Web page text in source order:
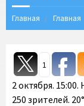
Главная Главная
1
2 октября.
250 зрителей.